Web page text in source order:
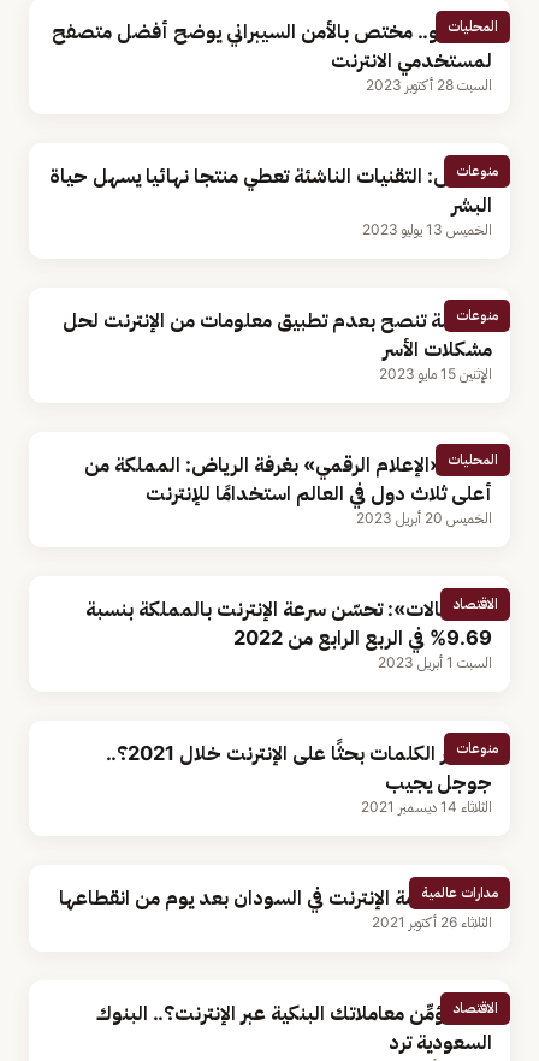
المحليات
بالفيديو.. مختص بالأمن السيبراني يوضح أفضل متصفح
لمستخدمي الانترنت
السبت 28 أكتوبر 2023
منوعات
مختص: التقنيات الناشئة تعطي منتجا نهائيا يسهل حياة
البشر
الخميس 13 يوليو 2023
منوعات
مختصة تنصح بعدم تطبيق معلومات من الإنترنت لحل
مشكلات الأسر
الإثنين 15 مايو 2023
المحليات
رئيس «الإعلام الرقمي» بغرفة الرياض: المملكة من
أعلى ثلاث دول في العالم استخدامًا للإنترنت
الخميس 20 أبريل 2023
الاقتصاد
«الاتصالات»: تحسّن سرعة الإنترنت بالمملكة بنسبة
9.69% في الربع الرابع من 2022
السبت 1 أبريل 2023
منوعات
ما أكثر الكلمات بحثًا على الإنترنت خلال 2021؟..
جوجل يجيب
الثلاثاء 14 ديسمبر 2021
مدارات عالمية
عودة خدمة الإنترنت في السودان بعد يوم من انقطاعها
الثلاثاء 26 أكتوبر 2021
الاقتصاد
كيف تؤمِّن معاملاتك البنكية عبر الإنترنت؟.. البنوك
السعودية ترد